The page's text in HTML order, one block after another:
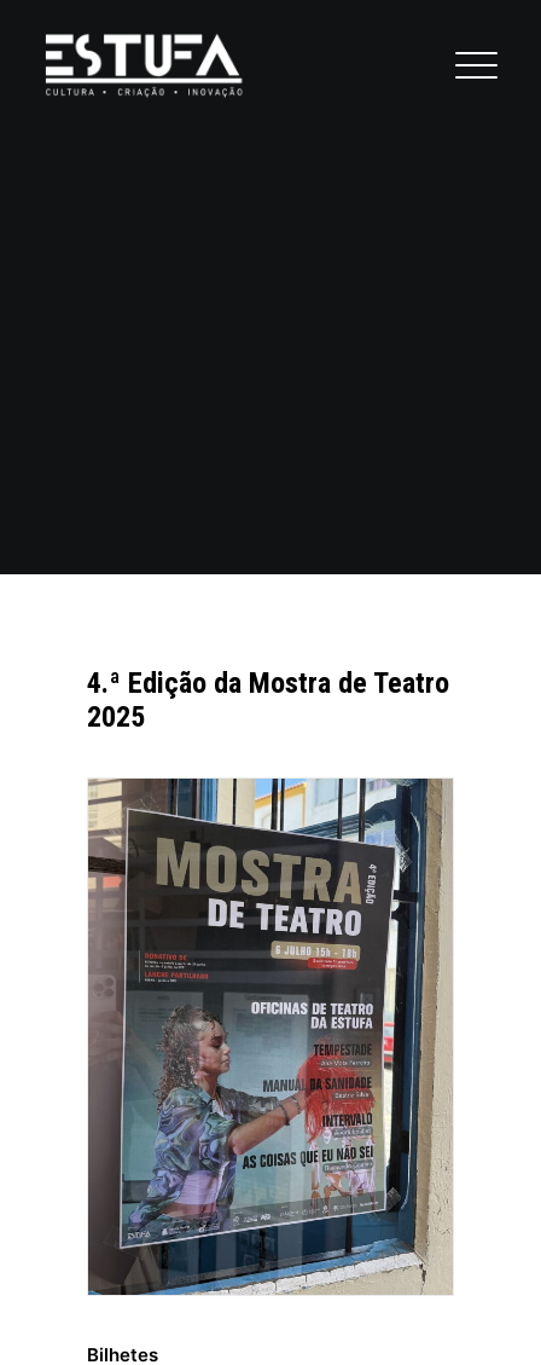
4.ª Edição da Mostra de Teatro
2025
Bilhetes